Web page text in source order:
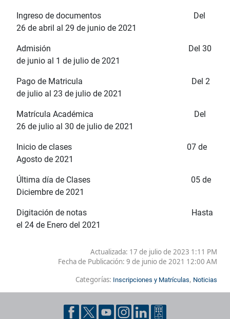
Ingreso de documentos Del
26 de abril al 29 de junio de 2021
Admisión Del 30
de junio al 1 de julio de 2021
Pago de Matricula Del 2
de julio al 23 de julio de 2021
Matrícula Académica Del
26 de julio al 30 de julio de 2021
Inicio de clases 07 de
Agosto de 2021
Última día de Clases 05 de
Diciembre de 2021
Digitación de notas Hasta
el 24 de Enero del 2021
Actualizada: 17 de julio de 2023 1:11 PM
Fecha de Publicación: 9 de junio de 2021 12:00 AM
Categorías: Inscripciones y Matrículas, Noticias